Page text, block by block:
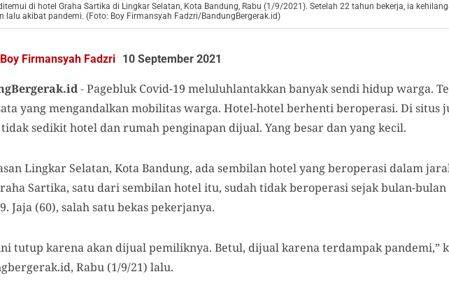
di hotel Graha Sartika di Lingkar Selatan, Kota Bandung, Rabu (1/9/2021). Setelah 22 tahun bekerja, ia
lalu akibat pandemi. (Foto: Boy Firmansyah Fadzri/BandungBergerak.id)
Boy Firmansyah Fadzri 10 September 2021
-Pagebluk Covid-19 meluluhlantakkan banyak sendi hidup warga.
yang mengandalkan mobilitas warga. Hotel-hotel berhenti beroperasi. Di situs
sedikit hotel dan rumah penginapan dijual. Yang besar dan yang kecil.
Lingkar Selatan, Kota Bandung, ada sembilan hotel yang beroperasi dalam
Sartika, satu dari sembilan hotel itu, sudah tidak beroperasi sejak bulan-
Jaja (60), salah satu bekas pekerjanya.
tutup karena akan dijual pemiliknya. Betul, dijual karena terdampak pandemi,”
Rabu (1/9/21) lalu.